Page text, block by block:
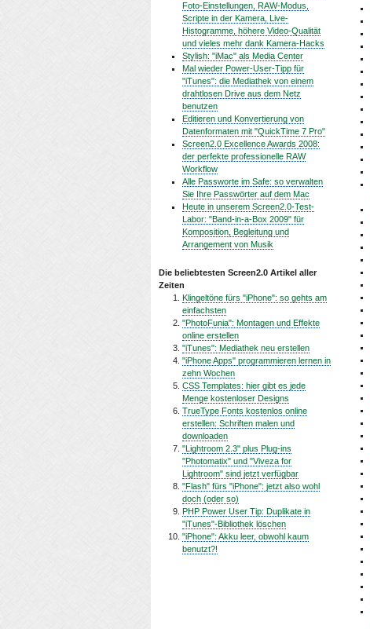
Foto-Einstellungen, RAW-Modus,
Scripte in der Kamera, Live-
Histogramme, höhere Video-Qualität
und vieles mehr dank Kamera-Hacks
Stylish: "iMac" als Media Center
Mal wieder Power-User-Tipp für
"iTunes": die Mediathek von einem
drahtlosen Drive aus dem Netz
benutzen
Editieren und Konvertierung von
Datenformaten mit "QuickTime 7 Pro"
Screen2.0 Excellence Awards 2008:
der perfekte professionelle RAW
Workflow
Alle Passworte im Safe: so verwalten
Sie Ihre Passwörter auf dem Mac
Heute in unserem Screen2.0-Test-
Labor: "Band-in-a-Box 2009" für
Komposition, Begleitung und
Arrangement von Musik
Die beliebtesten Screen2.0 Artikel aller
Zeiten
Klingeltöne fürs "iPhone": so gehts am
einfachsten
"PhotoFunia": Montagen und Effekte
online erstellen
"iTunes": Mediathek neu erstellen
"iPhone Apps" programmieren lernen in
zehn Wochen
CSS Templates: hier gibt es jede
Menge kostenloser Designs
TrueType Fonts kostenlos online
erstellen: Schriften malen und
downloaden
"Lightroom 2.3" plus Plug-ins
"Photomatix" und "Viveza for
Lightroom" sind jetzt verfügbar
"Flash" fürs "iPhone": jetzt also wohl
doch (oder so)
PHP Power User Tip: Duplikate in
"iTunes"-Bibliothek löschen
"iPhone": Akku leer, obwohl kaum
benutzt?!